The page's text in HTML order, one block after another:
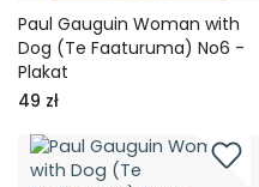
Paul Gauguin Woman with
Dog (Te Faaturuma) No6 -
Plakat
49 zł